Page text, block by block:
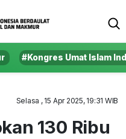
#Kongres Umat Islam
Selasa , 15 Apr 2025, 19:31 WIB
130 Ribu